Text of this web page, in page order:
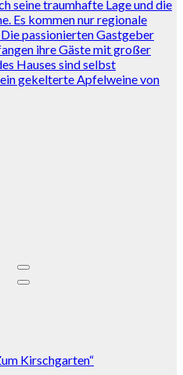
seine traumhafte Lage und die
Es kommen nur regionale
passionierten Gastgeber
ihre Gäste mit großer
Hauses sind selbst
gekelterte Apfelweine von
Kirschgarten“